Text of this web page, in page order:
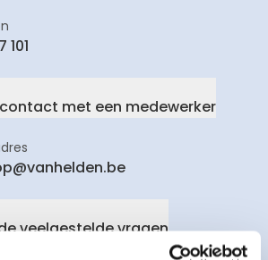
101
met een medewerker
veelgestelde vragen